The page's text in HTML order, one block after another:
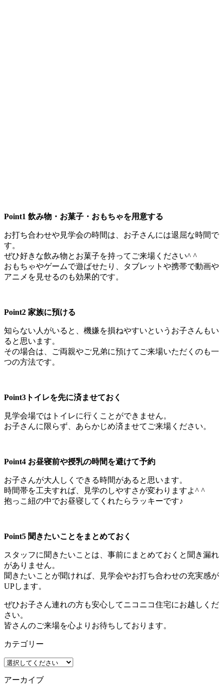
Point1 飲み物・お菓子・おもちゃを用意する
お打ち合わせや見学会の時間は、お子さんには退屈な時間で
す。
ぜひ好きな飲み物とお菓子を持ってご来場ください^ ^
おもちゃやゲームで遊ばせたり、タブレットや携帯で動画や
アニメを見せるのも効果的です。
Point2 家族に預ける
知らない人がいると、機嫌を損ねやすいというお子さんもい
ると思います。
その場合は、ご両親やご兄弟に預けてご来場いただくのも一
つの方法です。
Point3トイレを先に済ませておく
見学会場ではトイレに行くことができません。
お子さんに限らず、あらかじめ済ませてご来場ください。
Point4 お昼寝前や授乳の時間を避けて予約
お子さんが大人しくできる時間があると思います。
時間帯を工夫すれば、見学のしやすさが変わりますよ^ ^
抱っこ紐の中でお昼寝してくれたらラッキーです♪
Point5 聞きたいことをまとめておく
スタッフに聞きたいことは、事前にまとめておくと聞き漏れ
がありません。
聞きたいことが聞ければ、見学会やお打ち合わせの充実感が
UPします。
ぜひお子さん連れの方も安心してニコニコ住宅にお越しくだ
さい。
皆さんのご来場を心よりお待ちしております。
カテゴリー
アーカイブ